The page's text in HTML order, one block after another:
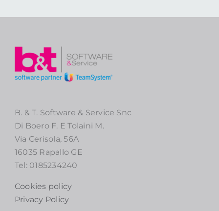
B. & T. Software & Service Snc
Di Boero F. E Tolaini M.
Via Cerisola, 56A
16035 Rapallo GE
Tel: 0185234240
Cookies policy
Privacy Policy